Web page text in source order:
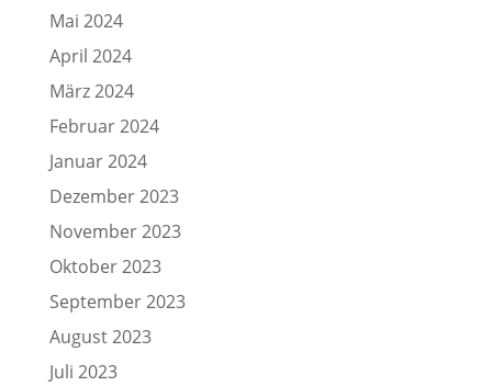
Mai 2024
April 2024
März 2024
Februar 2024
Januar 2024
Dezember 2023
November 2023
Oktober 2023
September 2023
August 2023
Juli 2023